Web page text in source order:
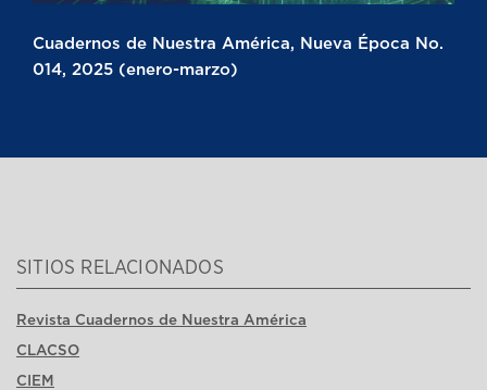
Cuadernos de Nuestra América, Nueva Época No.
014, 2025 (enero-marzo)
SITIOS RELACIONADOS
Revista Cuadernos de Nuestra América
CLACSO
CIEM